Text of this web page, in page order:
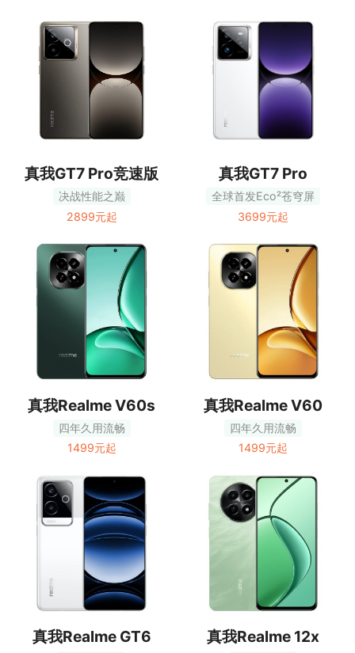
真我GT7 Pro竞速版
决战性能之巅
2899元起
真我GT7 Pro
全球首发Eco²苍穹屏
3699元起
真我Realme V60s
四年久用流畅
1499元起
真我Realme V60
四年久用流畅
1499元起
真我Realme GT6 真我Realme 12x